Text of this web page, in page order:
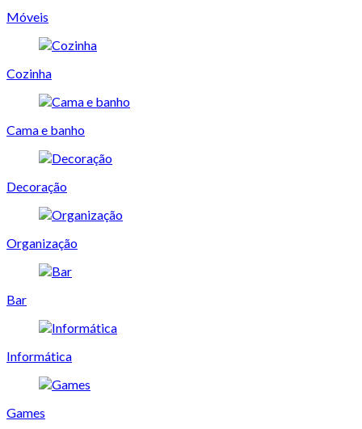
Móveis
Cozinha
Cama e banho
Decoração
Organização
Bar
Informática
Games